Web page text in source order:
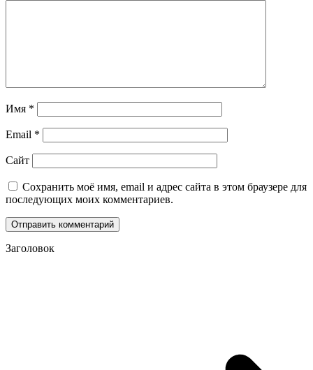
Имя *
Email *
Сайт
Сохранить моё имя, email и адрес сайта в этом браузере для
последующих моих комментариев.
Заголовок